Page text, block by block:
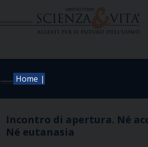
Home |
Incontro di apertura. Né
Né eutanasia